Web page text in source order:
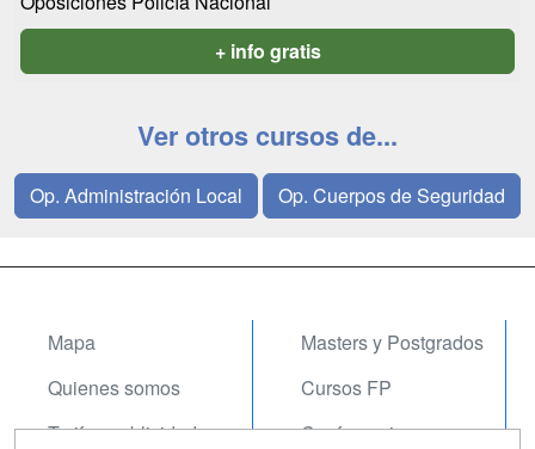
+ info gratis
Ver otros cursos de...
Op. Administración Local Op. Cuerpos de Seguridad
Mapa
Quienes somos
Tarifas publicidad
Masters y Postgrados
Cursos FP
Conferencias